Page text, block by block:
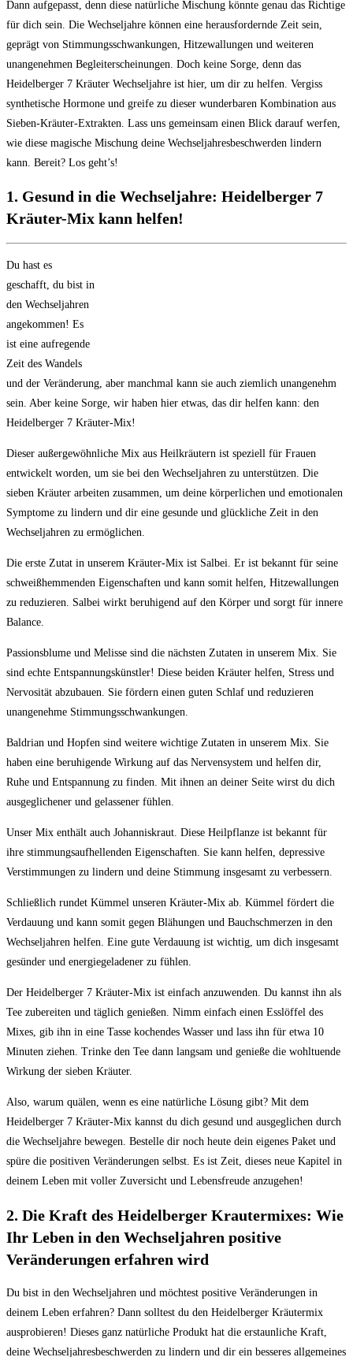
Dann aufgepasst, denn diese natürliche Mischung könnte genau das Richtige
für ‌dich sein. Die Wechseljahre können eine herausfordernde Zeit sein,
geprägt ‍von Stimmungsschwankungen, Hitzewallungen und weiteren
unangenehmen‌ Begleiterscheinungen. Doch keine Sorge, denn das
Heidelberger 7 Kräuter Wechseljahre ist hier, um dir zu helfen. Vergiss
synthetische Hormone und greife ⁤zu dieser wunderbaren ⁣Kombination aus
Sieben-Kräuter-Extrakten. Lass‌ uns gemeinsam einen Blick darauf werfen,
wie diese magische Mischung deine⁤ Wechseljahresbeschwerden lindern
kann. Bereit? ⁢Los geht’s!
1. Gesund in die Wechseljahre: Heidelberger 7
Kräuter-Mix‌ kann helfen!
Du hast es
geschafft, du bist in
den Wechseljahren
angekommen! Es
ist eine​ aufregende
Zeit des Wandels
und der Veränderung, aber manchmal kann​ sie ⁤auch ziemlich unangenehm
sein. Aber keine Sorge, wir haben​ hier etwas, das dir helfen kann: den
⁣Heidelberger 7 Kräuter-Mix!
Dieser außergewöhnliche Mix aus Heilkräutern ist speziell für‍ Frauen‌
entwickelt worden, ‌um sie bei den Wechseljahren zu unterstützen. Die⁣
sieben Kräuter arbeiten zusammen, um deine körperlichen und emotionalen
Symptome zu lindern⁣ und dir eine gesunde und glückliche Zeit in den
Wechseljahren zu ermöglichen.
Die erste Zutat in unserem Kräuter-Mix ist Salbei. Er ist bekannt für seine⁢
schweißhemmenden Eigenschaften und ​kann somit helfen, Hitzewallungen
zu reduzieren. Salbei wirkt ​beruhigend auf den Körper und sorgt für innere⁢
Balance.
Passionsblume und Melisse sind⁣ die nächsten Zutaten in unserem Mix. Sie
‍sind echte Entspannungskünstler! Diese‌ beiden Kräuter helfen, Stress und
Nervosität abzubauen. Sie fördern einen⁢ guten Schlaf und reduzieren
unangenehme Stimmungsschwankungen.
Baldrian und Hopfen sind weitere wichtige Zutaten in unserem Mix. Sie
⁤haben eine beruhigende Wirkung auf das Nervensystem und helfen dir,
Ruhe und⁣ Entspannung ‌zu finden. Mit ihnen an deiner Seite wirst du dich
ausgeglichener⁤ und gelassener fühlen.
Unser Mix enthält auch Johanniskraut. Diese Heilpflanze ist​ bekannt für
ihre stimmungsaufhellenden Eigenschaften. Sie kann helfen, depressive
Verstimmungen zu lindern und deine Stimmung insgesamt zu​ verbessern.
Schließlich rundet Kümmel unseren Kräuter-Mix ab. ⁤Kümmel fördert die⁤
Verdauung und kann somit ⁣gegen Blähungen und Bauchschmerzen in den
Wechseljahren helfen. ‍Eine gute Verdauung ist ⁣wichtig, um dich insgesamt
gesünder und energiegeladener ⁢zu fühlen.
Der Heidelberger 7 Kräuter-Mix ist ⁤einfach anzuwenden. Du‌ kannst ihn als
Tee zubereiten und täglich genießen. Nimm einfach einen Esslöffel des
Mixes, gib ihn in eine Tasse kochendes Wasser und lass ihn für etwa 10
Minuten ziehen. Trinke den Tee dann langsam​ und⁤ genieße die wohltuende
Wirkung der​ sieben Kräuter.
Also, warum quälen, wenn es eine‌ natürliche‌ Lösung gibt? Mit dem
⁢Heidelberger 7 ⁢Kräuter-Mix kannst du dich​ gesund und‌ ausgeglichen ⁣durch⁤
die Wechseljahre bewegen. Bestelle dir noch heute dein eigenes Paket⁢ und
spüre die positiven Veränderungen selbst. Es ist⁤ Zeit, dieses neue ⁢Kapitel in
deinem ⁢Leben mit voller‌ Zuversicht und ‌Lebensfreude anzugehen!
2. Die Kraft des Heidelberger Krautermixes: Wie
Ihr Leben in den Wechseljahren positive ​
Veränderungen erfahren wird
Du bist ⁢in den Wechseljahren und ⁣möchtest positive ⁣Veränderungen ​in
deinem Leben erfahren? Dann solltest du den ​Heidelberger Kräutermix
ausprobieren! Dieses ganz natürliche Produkt hat die erstaunliche Kraft,
deine Wechseljahresbeschwerden zu lindern und dir ein besseres allgemeines